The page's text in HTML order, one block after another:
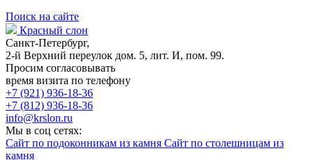
Поиск на сайте
Красный слон
Санкт-Петербург,
2-й Верхний переулок дом. 5, лит. И, пом. 99.
Просим согласовывать
время визита по телефону
+7 (921) 936-18-36
+7 (812) 936-18-36
info@krslon.ru
Мы в соц сетях:
Сайт по подоконникам из камня Сайт по столешницам из
камня